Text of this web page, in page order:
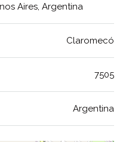
Aires, Argentina
Claromecó
7505
Argentina